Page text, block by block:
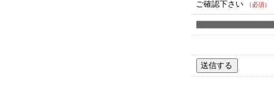
ご確認下さい （必須）